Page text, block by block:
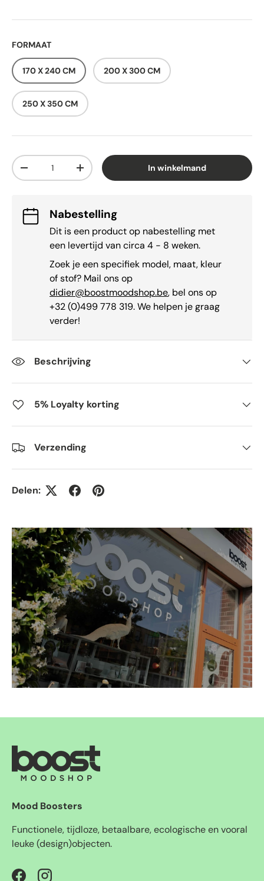
FORMAAT
170 X 240 CM 200 X 300 CM
250 X 350 CM
Aantal
-
+ In winkelmand
Nabestelling
Dit is een product op nabestelling met
een levertijd van circa 4 - 8 weken.
Zoek je een specifiek model, maat, kleur
of stof? Mail ons op
didier@boostmoodshop.be, bel ons op
+32 (0)499 778 319. We helpen je graag
verder!
Beschrijving
5% Loyalty korting
Verzending
Delen:
Mood Boosters
Functionele, tijdloze, betaalbare, ecologische en vooral
leuke (design)objecten.